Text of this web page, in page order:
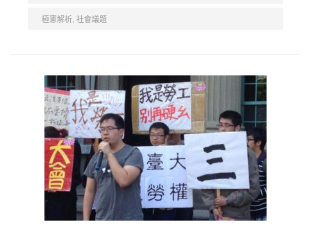
極憲解析, 社會議題